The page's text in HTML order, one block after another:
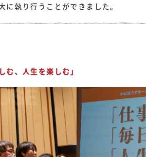
執り行うことができました。
む、人生を楽しむ」